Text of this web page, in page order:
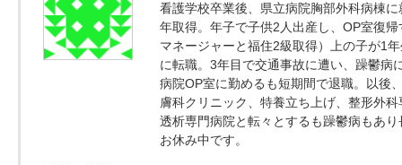
看護学校卒業後、県立病院胸部外科病棟
年取得。年子で子供2人出産し、OP室復
マネージャーと福住2級取得）上の子が1
に転職。3年目で交通事故に遭い、躁鬱病
病院OP室に勤めるも短期間で退職。以後
膚科クリニック、特養立ち上げ、整形外
透析専門病院と転々とするも躁鬱病もあ
お休み中です。